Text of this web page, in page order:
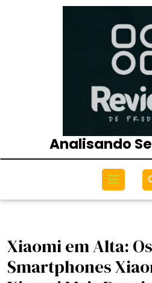
Analisando
Open
Menu
Xiaomi em Alta:
Smartphones